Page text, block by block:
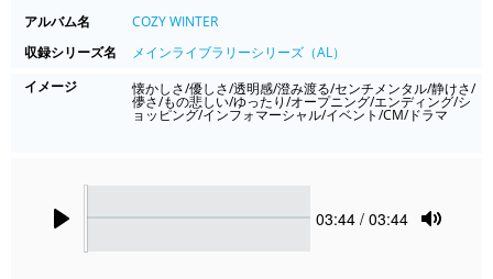
アルバム名
COZY WINTER
収録シリーズ名
メインライブラリーシリーズ（AL）
イメージ
懐かしさ/優しさ/透明感/澄み渡る/センチメンタル/静けさ/
儚さ/もの悲しい/ゆったり/オープニング/エンディング/シ
ョッピング/インフォマーシャル/イベント/CM/ドラマ
Current
03:44 / 03:44